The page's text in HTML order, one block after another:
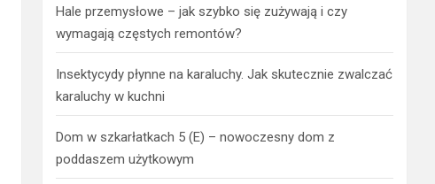
Hale przemysłowe – jak szybko się zużywają i czy
wymagają częstych remontów?
Insektycydy płynne na karaluchy. Jak skutecznie zwalczać
karaluchy w kuchni
Dom w szkarłatkach 5 (E) – nowoczesny dom z
poddaszem użytkowym